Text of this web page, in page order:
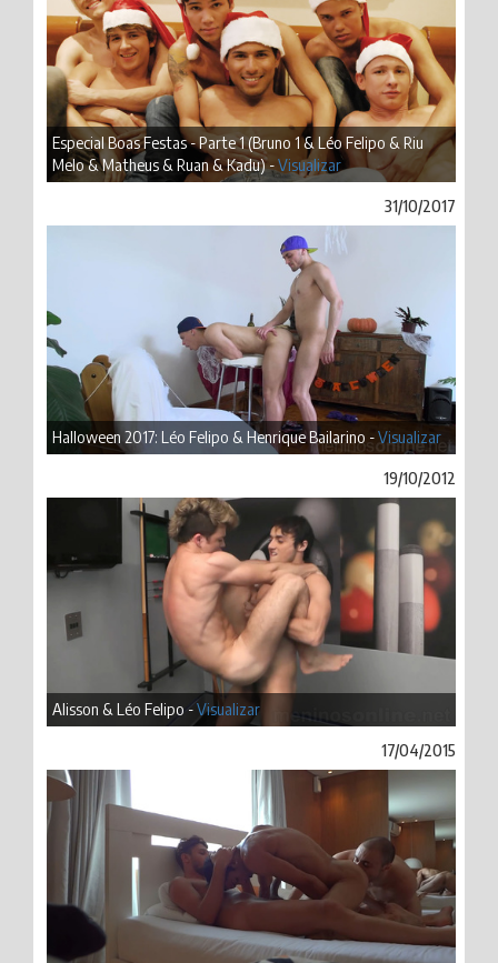
Especial Boas Festas - Parte 1 (Bruno 1 & Léo Felipo & Riu
Melo & Matheus & Ruan & Kadu) -Visualizar
31/10/2017
Halloween 2017: Léo Felipo & Henrique Bailarino -Visualizar
19/10/2012
Alisson & Léo Felipo -Visualizar
17/04/2015